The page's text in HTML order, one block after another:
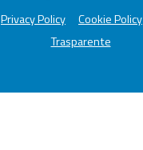
Privacy Policy Cookie Policy
Trasparente